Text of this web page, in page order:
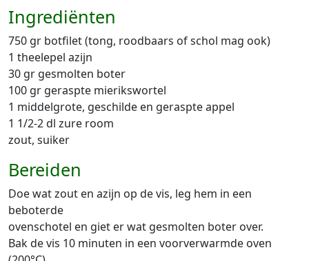
Ingrediënten
750 gr botfilet (tong, roodbaars of schol mag ook)
1 theelepel azijn
30 gr gesmolten boter
100 gr geraspte mierikswortel
1 middelgrote, geschilde en geraspte appel
1 1/2-2 dl zure room
zout, suiker
Bereiden
Doe wat zout en azijn op de vis, leg hem in een
beboterde
ovenschotel en giet er wat gesmolten boter over.
Bak de vis 10 minuten in een voorverwarmde oven